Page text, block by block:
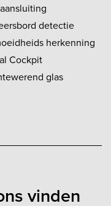
detectie
herkenning
Cockpit
glas
vinden